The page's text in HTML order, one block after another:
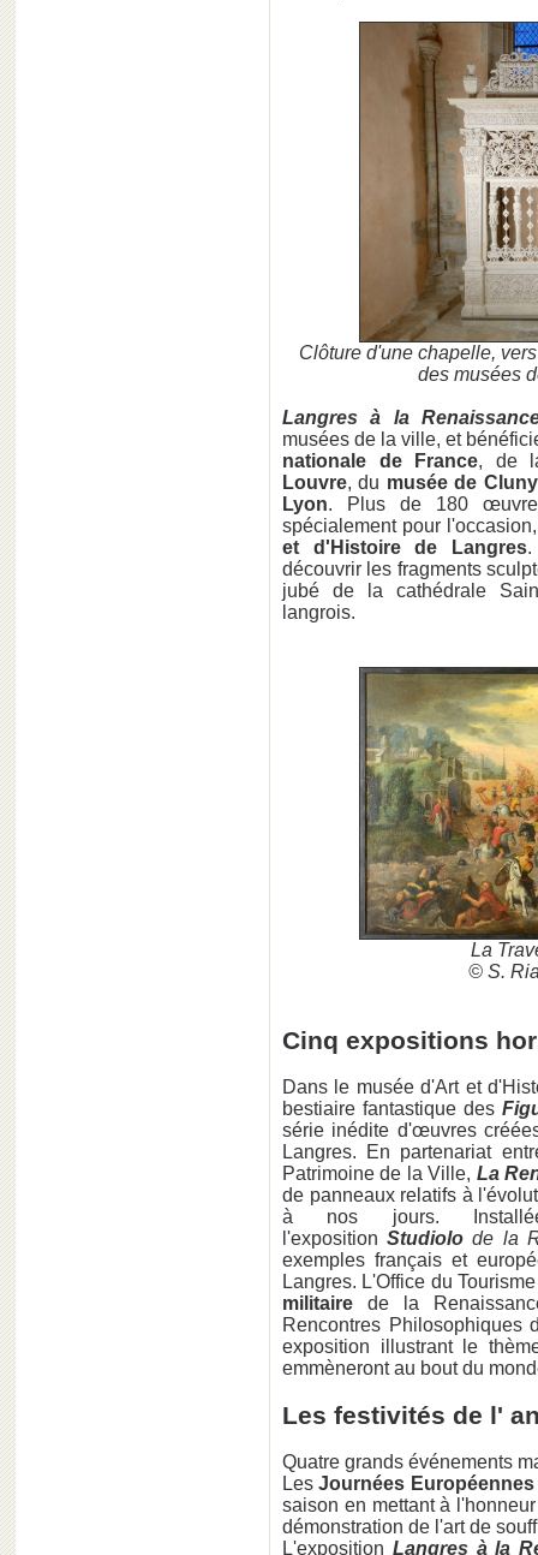
Clôture d'une chapelle,
des musées
Langres à la
musées de la ville, et
nationale de France, de
Louvre, du musée de Cluny
Lyon. Plus de 180
spécialement pour
et d'Histoire de Langres.
découvrir les fragments
jubé de la cathédrale
langrois.
La
© S.
Cinq expositions
Dans le musée d'Art et
bestiaire fantastique des
série inédite d'œuvres
Langres. En partenariat
Patrimoine de la Ville, La
de panneaux relatifs à
à nos jours.
l'expositionStudiolo de la
exemples français et
Langres. L'Office du
militaire de la
Rencontres
exposition illustrant le
emmèneront au bout du
Les festivités de l'
Quatre grands événements
LesJournées
saison en mettant à
démonstration de l'art de
L'exposition Langres à la